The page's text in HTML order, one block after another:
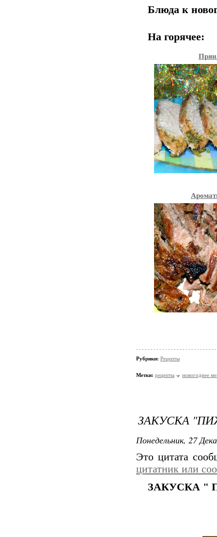
Блюда к
На горячее:
Рубрики: Рецепты
Метки: рецепты новогоднее
ЗАКУСКА
Понедельник, 27
Это цитата
цитатник или
ЗАКУСКА "